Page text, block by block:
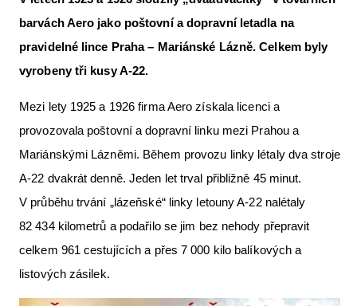
barvách Aero jako poštovní a dopravní letadla na
pravidelné lince Praha – Mariánské Lázně. Celkem byly
vyrobeny tři kusy A-22.
Mezi lety 1925 a 1926 firma Aero získala licenci a
provozovala poštovní a dopravní linku mezi Prahou a
Mariánskými Lázněmi. Během provozu linky létaly dva stroje
A-22 dvakrát denně. Jeden let trval přibližně 45 minut.
V průběhu trvání „lázeňské“ linky letouny A-22 nalétaly
82 434 kilometrů a podařilo se jim bez nehody přepravit
celkem 961 cestujících a přes 7 000 kilo balíkových a
listových zásilek.
Inzerujte s námi